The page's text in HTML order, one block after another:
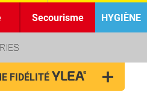
Secourisme HYGIÈNE
FIDÉLITÉ